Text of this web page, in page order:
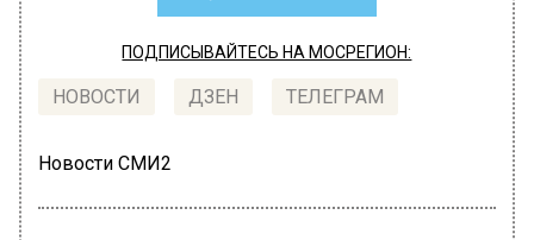
ПОДПИСЫВАЙТЕСЬ НА МОСРЕГИОН:
НОВОСТИ ДЗЕН ТЕЛЕГРАМ
Новости СМИ2